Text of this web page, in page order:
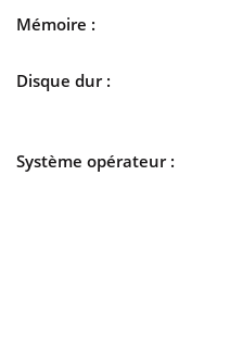
Mémoire :
Disque dur :
Système opérateur :